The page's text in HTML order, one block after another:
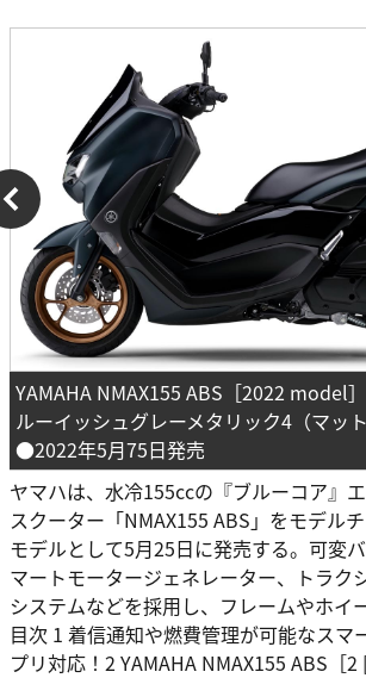
YAMAHA NMAX155 ABS［2022 model
ルーイッシュグレーメタリック4（マッ
●2022年5月75日発売
ヤマハは、水冷155ccの『ブルーコア』
スクーター「NMAX155 ABS」をモデル
モデルとして5月25日に発売する。可変
マートモータージェネレーター、トラク
システムなどを採用し、フレームやホイ
目次 1 着信通知や燃費管理が可能なスマ
プリ対応！2 YAMAHA NMAX155 ABS［